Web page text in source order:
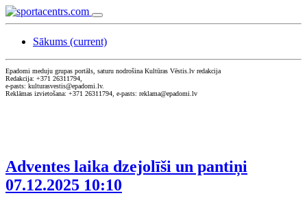
Sākums (current)
Epadomi meduju grupas portāls, saturu nodrošina Kultūras Vēstis.lv redakcija
Redakcija: +371 26311794,
e-pasts: kulturasvestis@epadomi.lv.
Reklāmas izvietošana: +371 26311794, e-pasts: reklama@epadomi.lv
Adventes laika dzejolīši un pantiņi
07.12.2025 10:10